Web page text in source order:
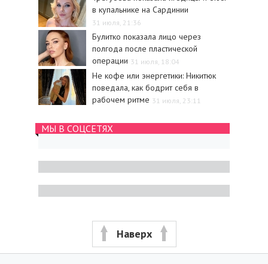
в купальнике на Сардинии
31 июля, 21:36
Булитко показала лицо через
полгода после пластической
операции 31 июля, 18:04
Не кофе или энергетики: Никитюк
поведала, как бодрит себя в
рабочем ритме 31 июля, 23:11
МЫ В СОЦСЕТЯХ
Наверх